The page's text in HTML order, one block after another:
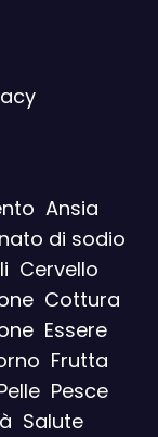
Ansia
di sodio
Cervello
Cottura
Essere
Frutta
Pesce
Salute